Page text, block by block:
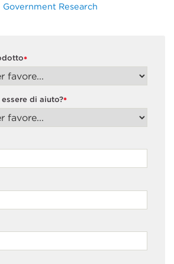
Research
*
*
di aiuto?